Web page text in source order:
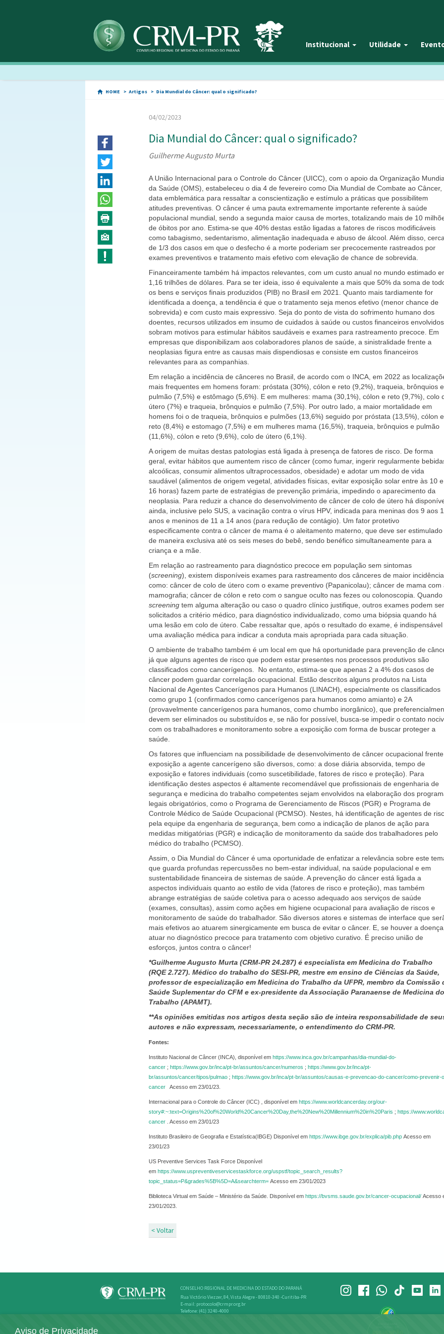
Institucional Utilidade
HOME Artigos Dia Mundial do Câncer: qual o significado?
04/02/2023
Dia Mundial do Câncer: qual o significado?
Guilherme Augusto Murta
A União Internacional para o Controle do Câncer (UICC), com o apoio da Organização
da Saúde (OMS), estabeleceu o dia 4 de fevereiro como Dia Mundial de Combate ao Câncer,
data emblemática para ressaltar a conscientização e estímulo a práticas que possibilitem
atitudes preventivas. O câncer é uma pauta extremamente importante referente à saúde
populacional mundial, sendo a segunda maior causa de mortes, totalizando mais de 10
de óbitos por ano. Estima-se que 40% destas estão ligadas a fatores de riscos modificáveis
como tabagismo, sedentarismo, alimentação inadequada e abuso de álcool. Além disso, cerca
de 1/3 dos casos em que o desfecho é a morte poderiam ser precocemente rastreados por
exames preventivos e tratamento mais efetivo com elevação de chance de sobrevida.
Financeiramente também há impactos relevantes, com um custo anual no mundo estimado
1,16 trilhões de dólares. Para se ter ideia, isso é equivalente a mais que 50% da soma de
os bens e serviços finais produzidos (PIB) no Brasil em 2021. Quanto mais tardiamente for
identificada a doença, a tendência é que o tratamento seja menos efetivo (menor chance de
sobrevida) e com custo mais expressivo. Seja do ponto de vista do sofrimento humano dos
doentes, recursos utilizados em insumo de cuidados à saúde ou custos financeiros envolvidos
sobram motivos para estimular hábitos saudáveis e exames para rastreamento precoce. Em
empresas que disponibilizam aos colaboradores planos de saúde, a sinistralidade frente a
neoplasias figura entre as causas mais dispendiosas e consiste em custos financeiros
relevantes para as companhias.
Em relação a incidência de cânceres no Brasil, de acordo com o INCA, em 2022 as
mais frequentes em homens foram: próstata (30%), cólon e reto (9,2%), traqueia, brônquios e
pulmão (7,5%) e estômago (5,6%). E em mulheres: mama (30,1%), cólon e reto (9,7%), colo
útero (7%) e traqueia, brônquios e pulmão (7,5%). Por outro lado, a maior mortalidade em
homens foi o de traqueia, brônquios e pulmões (13,6%) seguido por próstata (13,5%), cólon e
reto (8,4%) e estomago (7,5%) e em mulheres mama (16,5%), traqueia, brônquios e pulmão
(11,6%), cólon e reto (9,6%), colo de útero (6,1%).
A origem de muitas destas patologias está ligada à presença de fatores de risco. De forma
geral, evitar hábitos que aumentem risco de câncer (como fumar, ingerir regularmente
alcoólicas, consumir alimentos ultraprocessados, obesidade) e adotar um modo de vida
saudável (alimentos de origem vegetal, atividades físicas, evitar exposição solar entre às 10 e
16 horas) fazem parte de estratégias de prevenção primária, impedindo o aparecimento da
neoplasia. Para reduzir a chance do desenvolvimento de câncer de colo de útero há
ainda, inclusive pelo SUS, a vacinação contra o vírus HPV, indicada para meninas dos 9 aos
anos e meninos de 11 a 14 anos (para redução de contágio). Um fator protetivo
especificamente contra o câncer de mama é o aleitamento materno, que deve ser estimulado
de maneira exclusiva até os seis meses do bebê, sendo benéfico simultaneamente para a
criança e a mãe.
Em relação ao rastreamento para diagnóstico precoce em população sem sintomas
(screening), existem disponíveis exames para rastreamento dos cânceres de maior incidência,
como: câncer de colo de útero com o exame preventivo (Papanicolau); câncer de mama com
mamografia; câncer de cólon e reto com o sangue oculto nas fezes ou colonoscopia. Quando
screeningtem alguma alteração ou caso o quadro clínico justifique, outros exames podem ser
solicitados a critério médico, para diagnóstico individualizado, como uma biópsia quando h
uma lesão em colo de útero. Cabe ressaltar que, após o resultado do exame, é indispensável
uma avaliação médica para indicar a conduta mais apropriada para cada situação.
O ambiente de trabalho também é um local em que há oportunidade para prevenção de
já que alguns agentes de risco que podem estar presentes nos processos produtivos são
classificados como cancerígenos. No entanto, estima-se que apenas 2 a 4% dos casos de
câncer podem guardar correlação ocupacional. Estão descritos alguns produtos na Lista
Nacional de Agentes Cancerígenos para Humanos (LINACH), especialmente os classificados
como grupo 1 (confirmados como cancerígenos para humanos como amianto) e 2A
(provavelmente cancerígenos para humanos, como chumbo inorgânico), que
devem ser eliminados ou substituídos e, se não for possível, busca-se impedir o contato
com os trabalhadores e monitoramento sobre a exposição com forma de buscar proteger a
saúde.
Os fatores que influenciam na possibilidade de desenvolvimento de câncer ocupacional
exposição a agente cancerígeno são diversos, como: a dose diária absorvida, tempo de
exposição e fatores individuais (como suscetibilidade, fatores de risco e proteção). Para
identificação destes aspectos é altamente recomendável que profissionais de engenharia de
segurança e medicina do trabalho competentes sejam envolvidos na elaboração dos
legais obrigatórios, como o Programa de Gerenciamento de Riscos (PGR) e Programa de
Controle Médico de Saúde Ocupacional (PCMSO). Nestes, há identificação de agentes de
pela equipe da engenharia de segurança, bem como a indicação de planos de ação para
medidas mitigatórias (PGR) e indicação de monitoramento da saúde dos trabalhadores pelo
médico do trabalho (PCMSO).
Assim, o Dia Mundial do Câncer é uma oportunidade de enfatizar a relevância sobre este
que guarda profundas repercussões no bem-estar individual, na saúde populacional e em
sustentabilidade financeira de sistemas de saúde. A prevenção do câncer está ligada a
aspectos individuais quanto ao estilo de vida (fatores de risco e proteção), mas também
abrange estratégias de saúde coletiva para o acesso adequado aos serviços de saúde
(exames, consultas), assim como ações em higiene ocupacional para avaliação de riscos e
monitoramento de saúde do trabalhador. São diversos atores e sistemas de interface que
mais efetivos ao atuarem sinergicamente em busca de evitar o câncer. E, se houver a doença,
atuar no diagnóstico precoce para tratamento com objetivo curativo. É preciso união de
esforços, juntos contra o câncer!
*Guilherme Augusto Murta (CRM-PR 24.287) é especialista em Medicina do Trabalho
(RQE 2.727). Médico do trabalho do SESI-PR, mestre em ensino de Ciências da Saúde,
professor de especialização em Medicina do Trabalho da UFPR, membro da Comissão
Saúde Suplementar do CFM e ex-presidente da Associação Paranaense de Medicina do
Trabalho (APAMT).
**As opiniões emitidas nos artigos desta seção são de inteira responsabilidade de
autores e não expressam, necessariamente, o entendimento do CRM-PR.
Fontes:
Instituto Nacional de Câncer (INCA), disponível em https://www.inca.gov.br/campanhas/dia-mundial-do-
cancer; https://www.gov.br/inca/pt-br/assuntos/cancer/numeros ; https://www.gov.br/inca/pt-
br/assuntos/cancer/tipos/pulmao; https://www.gov.br/inca/pt-br/assuntos/causas-e-prevencao-do-cancer/como-prevenir-
cancerAcesso em 23/01/23.
Internacional para o Controle do Câncer (ICC) , disponível em https://www.worldcancerday.org/our-
story#:~:text=Origins%20of%20World%20Cancer%20Day,the%20New%20Millennium%20in%20Paris ; https://
cancer. Acesso em 23/01/23
Instituto Brasileiro de Geografia e Estatística(IBGE) Disponível em https://www.ibge.gov.br/explica/pib.phpAcesso em
23/01/23
US Preventive Services Task Force Disponível
em https://www.uspreventiveservicestaskforce.org/uspstf/topic_search_results?
topic_status=P&grades%5B%5D=A&searchterm=Acesso em 23/01/2023
Biblioteca Virtual em Saúde – Ministério da Saúde. Disponível em https://bvsms.saude.gov.br/cancer-ocupacional/Acesso
23/01/2023.
< Voltar
CONSELHO REGIONAL DE MEDICINA DO ESTADO DO PARANÁ
Rua Victório Viezzer, 84, Vista Alegre - 80810-340 -Curitiba-PR
E-mail: protocolo@crmpr.org.br
Telefone: (41) 3240-4000
Aviso de Privacidade